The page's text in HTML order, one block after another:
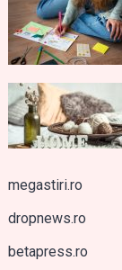
megastiri.ro
dropnews.ro
betapress.ro